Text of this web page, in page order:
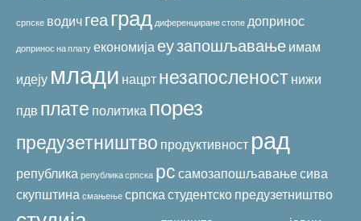
српске водич геаград диференциране стопе допринос
допринос на плату економија еузапошљавање имам
идеју млади нацрт незапосленост нижи
пдв плате политика порез
предузетништво продуктивност рад
република република српска рс самозапошљавањесива
скупштина смањење српска студентско предузетништво